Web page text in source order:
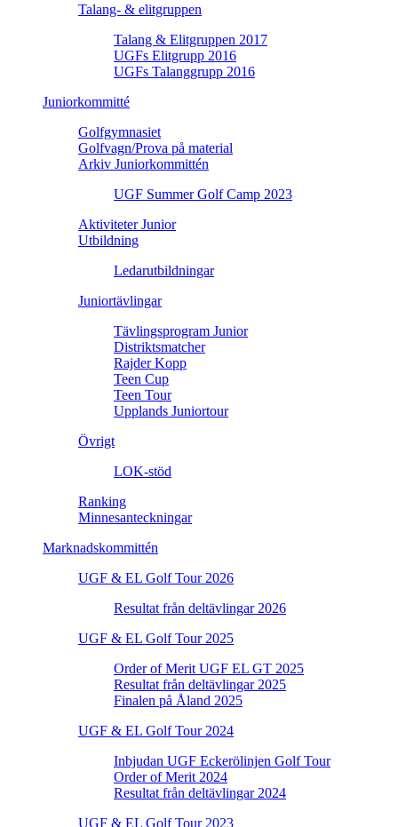
Talang- & elitgruppen
Talang & Elitgruppen 2017
UGFs Elitgrupp 2016
UGFs Talanggrupp 2016
Juniorkommitté
Golfgymnasiet
Golfvagn/Prova på material
Arkiv Juniorkommittén
UGF Summer Golf Camp 2023
Aktiviteter Junior
Utbildning
Ledarutbildningar
Juniortävlingar
Tävlingsprogram Junior
Distriktsmatcher
Rajder Kopp
Teen Cup
Teen Tour
Upplands Juniortour
Övrigt
LOK-stöd
Ranking
Minnesanteckningar
Marknadskommittén
UGF & EL Golf Tour 2026
Resultat från deltävlingar 2026
UGF & EL Golf Tour 2025
Order of Merit UGF EL GT 2025
Resultat från deltävlingar 2025
Finalen på Åland 2025
UGF & EL Golf Tour 2024
Inbjudan UGF Eckerölinjen Golf Tour
Order of Merit 2024
Resultat från deltävlingar 2024
UGF & EL Golf Tour 2023